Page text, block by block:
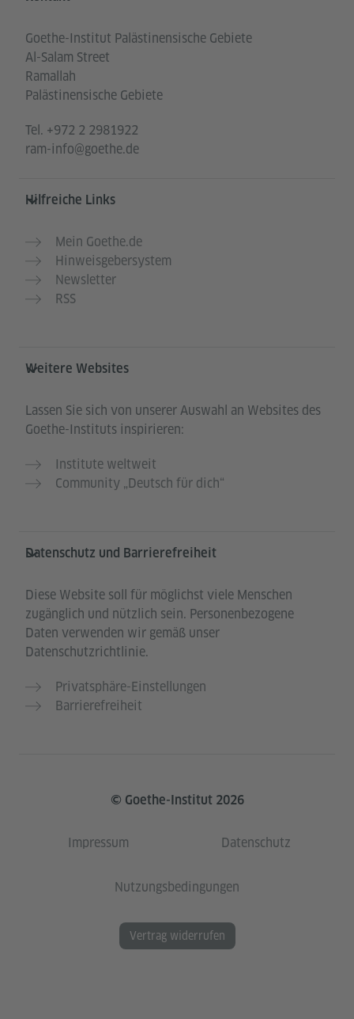
Goethe-Institut Palästinensische Gebiete
Al-Salam Street
Ramallah
Palästinensische Gebiete
Tel. +972 2 2981922
ram-info@goethe.de
Hilfreiche Links
Mein Goethe.de
Hinweisgebersystem
Newsletter
RSS
Weitere Websites
Lassen Sie sich von unserer Auswahl an Websites des
Goethe-Instituts inspirieren:
Institute weltweit
Community „Deutsch für dich“
Datenschutz und Barrierefreiheit
Diese Website soll für möglichst viele Menschen
zugänglich und nützlich sein. Personenbezogene
Daten verwenden wir gemäß unser
Datenschutzrichtlinie.
Privatsphäre-Einstellungen
Barrierefreiheit
© Goethe-Institut 2026
Impressum Datenschutz
Nutzungsbedingungen
Vertrag widerrufen